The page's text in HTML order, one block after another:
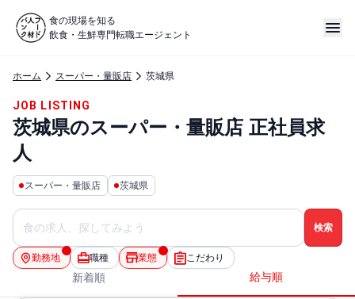
食の現場を知る
飲食・生鮮専門転職エージェント
ホーム スーパー・量販店 茨城県
JOB LISTING
茨城県のスーパー・量販店 正社員求
人
スーパー・量販店 茨城県
勤務地 職種 業態 こだわり
新着順 給与順